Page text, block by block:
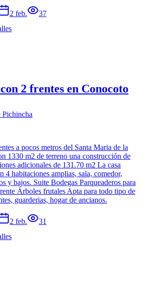
2 feb. 37
2 frentes en Conocoto
Pichincha
a pocos metros del Santa Maria de la
1330 m2 de terreno una construcción de
adicionales de 131.70 m2 La casa
4 habitaciones amplias, sala, comedor,
y bajos. Suite Bodegas Parqueaderos para
Árboles frutales Apta para todo tipo de
guarderias, hogar de ancianos.
2 feb. 31